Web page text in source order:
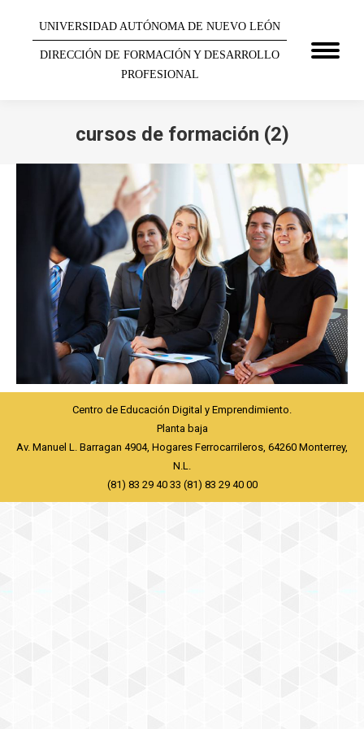
UNIVERSIDAD AUTÓNOMA DE NUEVO LEÓN
DIRECCIÓN DE FORMACIÓN Y DESARROLLO
PROFESIONAL
cursos de formación (2)
Centro de Educación Digital y Emprendimiento.
Planta baja
Av. Manuel L. Barragan 4904, Hogares Ferrocarrileros, 64260 Monterrey,
N.L.
(81) 83 29 40 33 (81) 83 29 40 00